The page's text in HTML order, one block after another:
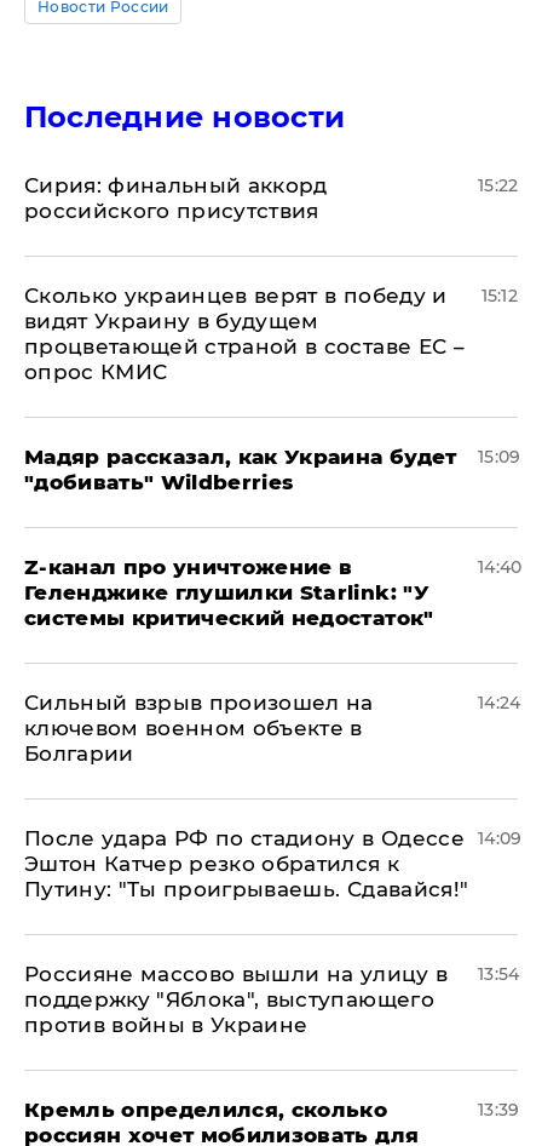
Новости России
Последние новости
​Сирия: финальный аккорд
российского присутствия
15:22
Сколько украинцев верят в победу и
видят Украину в будущем
процветающей страной в составе ЕС –
опрос КМИС
15:12
Мадяр рассказал, как Украина будет
"добивать" Wildberries
15:09
Z-канал про уничтожение в
Геленджике глушилки Starlink: "У
системы критический недостаток"
14:40
Сильный взрыв произошел на
ключевом военном объекте в
Болгарии
14:24
После удара РФ по стадиону в Одессе
Эштон Катчер резко обратился к
Путину: "Ты проигрываешь. Сдавайся!"
14:09
Россияне массово вышли на улицу в
поддержку "Яблока", выступающего
против войны в Украине
13:54
Кремль определился, сколько
россиян хочет мобилизовать для
13:39